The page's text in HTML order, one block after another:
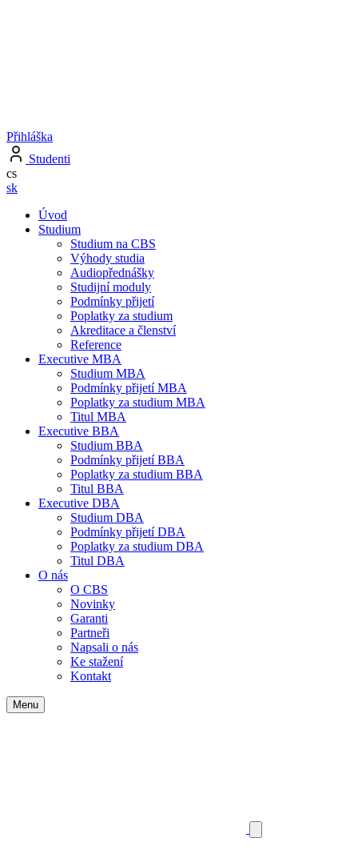
Přihláška
Studenti
cs
sk
Úvod
Studium
Studium na CBS
Výhody studia
Audiopřednášky
Studijní moduly
Podmínky přijetí
Poplatky za studium
Akreditace a členství
Reference
Executive MBA
Studium MBA
Podmínky přijetí MBA
Poplatky za studium MBA
Titul MBA
Executive BBA
Studium BBA
Podmínky přijetí BBA
Poplatky za studium BBA
Titul BBA
Executive DBA
Studium DBA
Podmínky přijetí DBA
Poplatky za studium DBA
Titul DBA
O nás
O CBS
Novinky
Garanti
Partneři
Napsali o nás
Ke stažení
Kontakt
Menu